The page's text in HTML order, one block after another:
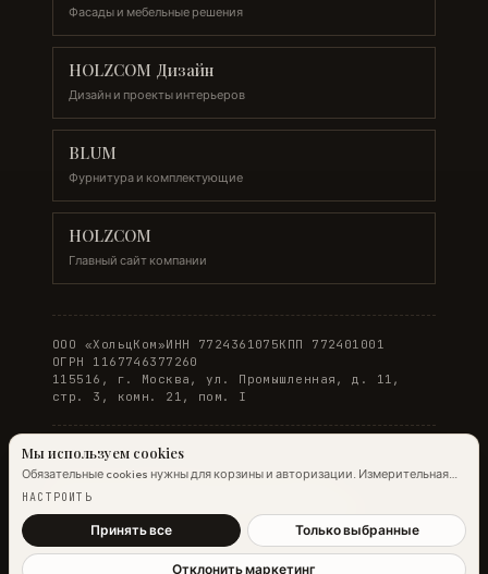
Фасады и мебельные решения
HOLZCOM Дизайн
Дизайн и проекты интерьеров
BLUM
Фурнитура и комплектующие
HOLZCOM
Главный сайт компании
ООО «ХольцКом»ИНН 7724361075КПП 772401001
ОГРН 1167746377260
115516, г. Москва, ул. Промышленная, д. 11,
стр. 3, комн. 21, пом. I
© 2026 WOODONLINE. Все права защищены.
Мы используем cookies
Обязательные cookies нужны для корзины и авторизации. Измерительная
аналитика Яндекс.Метрики работает на обычных страницах всегда;
Подробнее →
НАСТРОИТЬ
Принять все Только выбранные
Отклонить маркетинг